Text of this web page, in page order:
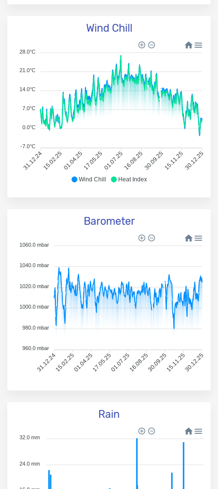
Wind Chill
Wind Chill Heat Index
31.12.2415.02.2501.04.2517.05.2501.07.2516.08.2530.09.2515.11.2530.12.25
28.0°C
21.0°C
14.0°C
7.0°C
0.0°C
-7.0°C
Barometer
31.12.2415.02.2501.04.2517.05.2501.07.2516.08.2530.09.2515.11.2530.12.25
1060.0 mbar
1040.0 mbar
1020.0 mbar
1000.0 mbar
980.0 mbar
960.0 mbar
Rain
32.0 mm
24.0 mm